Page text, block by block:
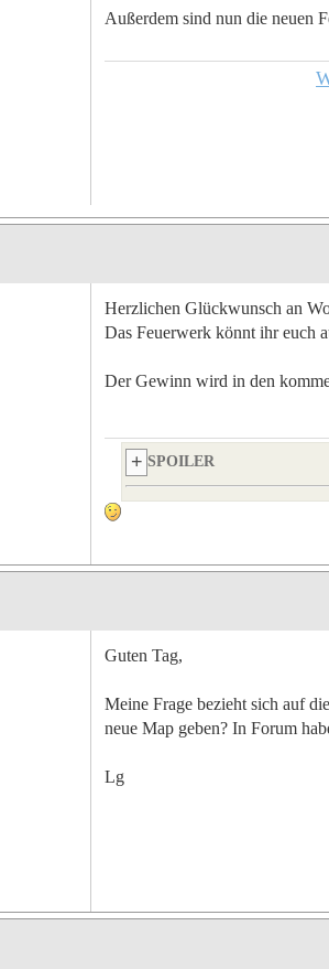
Außerdem sind nun die neuen
Herzlichen Glückwunsch an
Das Feuerwerk könnt ihr euch
Der Gewinn wird in den
SPOILER
Guten Tag,
Meine Frage bezieht sich auf
neue Map geben? In Forum
Lg